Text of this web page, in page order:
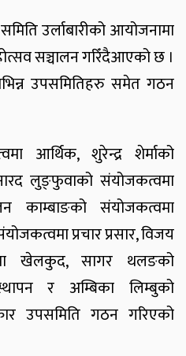
उर्लाबारीको आयोजनामा
सञ्चालन गरिँदैआएको छ ।
उपसमितिहरु समेत गठन
आर्थिक, शुरेन्द्र शेर्माको
लुङ्फुवाको संयोजकत्वमा
काम्बाङको संयोजकत्वमा
प्रचार प्रसार, विजय
खेलकुद, सागर थलङको
र अम्बिका लिम्बुको
उपसमिति गठन गरिएको